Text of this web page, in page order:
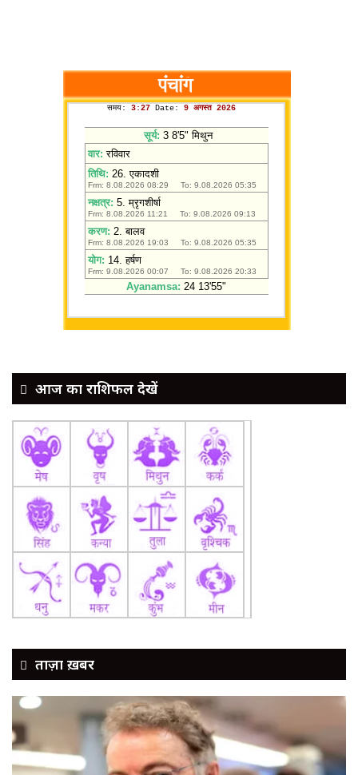
आज का राशिफल देखें
ताज़ा ख़बर